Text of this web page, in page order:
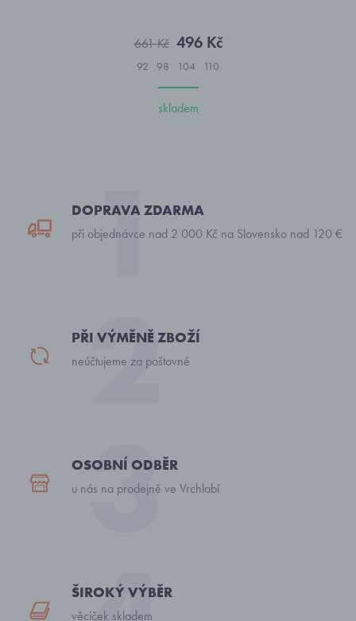
661 Kč 496 Kč
92 98 104 110
skladem
DOPRAVA ZDARMA
při objednávce nad 2 000 Kč na Slovensko nad 120 €
PŘI VÝMĚNĚ ZBOŽÍ
neúčtujeme za poštovné
OSOBNÍ ODBĚR
u nás na prodejně ve Vrchlabí
ŠIROKÝ VÝBĚR
věciček skladem